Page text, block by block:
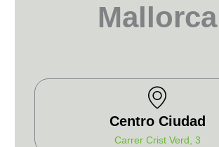
Mallorca
Centro Ciudad
Carrer Crist Verd, 3